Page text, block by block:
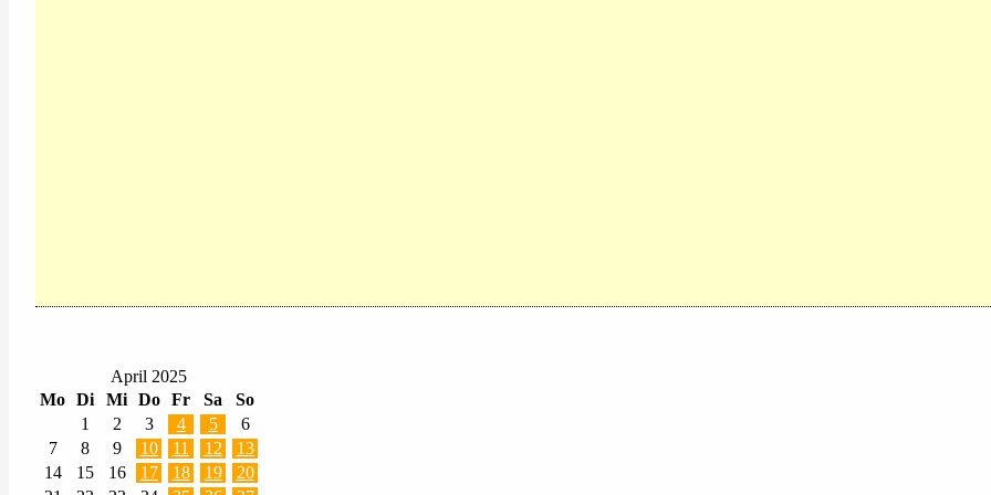
April 2025
Mo Di Mi Do Fr Sa
So
1
2 3 4 5
6
7
8 9 10 11 12
13
14
15 16 17 18 19
20